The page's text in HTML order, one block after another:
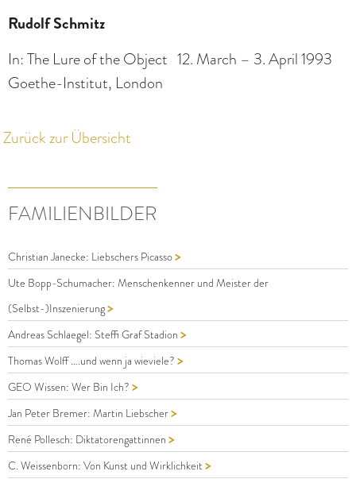
Rudolf Schmitz
In: The Lure of the Object 12. March – 3. April 1993
Goethe-Institut, London
Zurück zur Übersicht
FAMILIENBILDER
Christian Janecke: Liebschers Picasso>
Ute Bopp-Schumacher: Menschenkenner und Meister der
(Selbst-)Inszenierung>
Andreas Schlaegel: Steffi Graf Stadion >
Thomas Wolff ….und wenn ja wieviele? >
GEO Wissen: Wer Bin Ich? >
Jan Peter Bremer: Martin Liebscher>
René Pollesch: Diktatorengattinnen >
C. Weissenborn: Von Kunst und Wirklichkeit >